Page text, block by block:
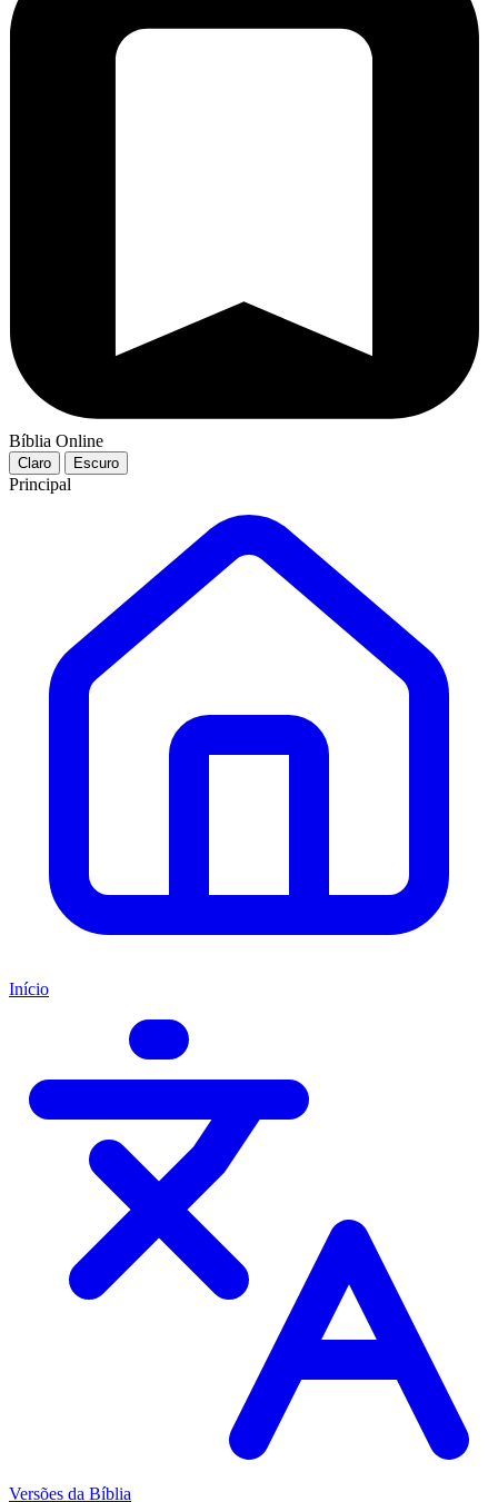
Bíblia Online
Claro Escuro
Principal
Início
Versões da Bíblia